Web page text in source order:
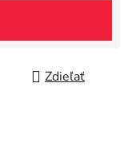
Zdieľať